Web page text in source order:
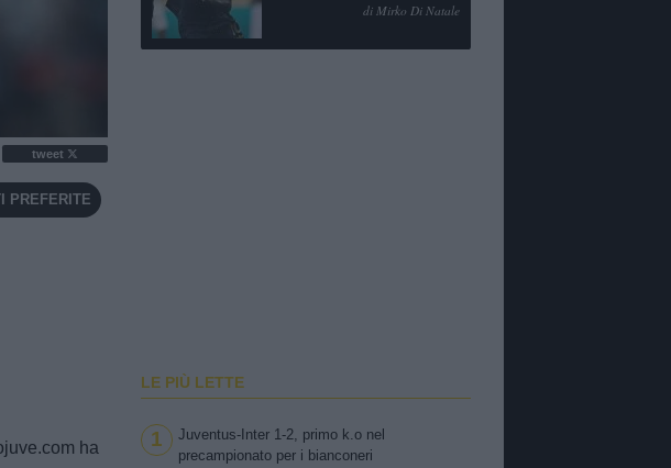
tweet
PREFERITE
ha
di Mirko Di Natale
LE PIÙ LETTE
1
Juventus-Inter 1-2, primo k.o nel
precampionato per i bianconeri